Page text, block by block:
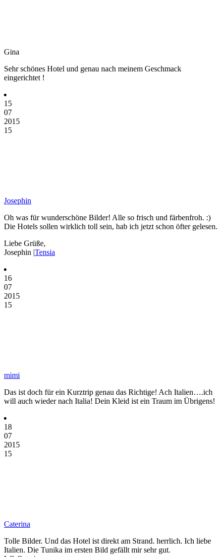
Gina
Sehr schönes Hotel und genau nach meinem Geschmack
eingerichtet !
15
07
2015
15
Josephin
Oh was für wunderschöne Bilder! Alle so frisch und färbenfroh. :)
Die Hotels sollen wirklich toll sein, hab ich jetzt schon öfter gelesen.
Liebe Grüße,
Josephin |Tensia
16
07
2015
15
mimi
Das ist doch für ein Kurztrip genau das Richtige! Ach Italien….ich
will auch wieder nach Italia! Dein Kleid ist ein Traum im Übrigens!
18
07
2015
15
Caterina
Tolle Bilder. Und das Hotel ist direkt am Strand. herrlich. Ich liebe
Italien. Die Tunika im ersten Bild gefällt mir sehr gut.